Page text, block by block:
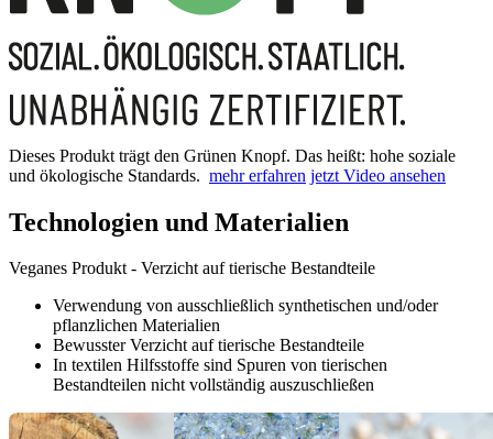
Dieses Produkt trägt den Grünen Knopf. Das heißt: hohe soziale
und ökologische Standards. mehr erfahren jetzt Video ansehen
Technologien und Materialien
Veganes Produkt - Verzicht auf tierische Bestandteile
Verwendung von ausschließlich synthetischen und/oder
pflanzlichen Materialien
Bewusster Verzicht auf tierische Bestandteile
In textilen Hilfsstoffe sind Spuren von tierischen
Bestandteilen nicht vollständig auszuschließen